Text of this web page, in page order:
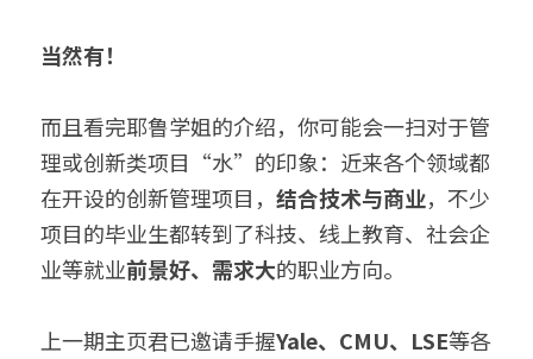
当然有！
而且看完耶鲁学姐的介绍，你可能会一扫对于管
理或创新类项目“水”的印象：近来各个领域都
在开设的创新管理项目， 结合技术与商业，不少
项目的毕业生都转到了科技、线上教育、社会企
业等就业前景好、需求大的职业方向。
上一期主页君已邀请手握Yale、CMU、LSE等各